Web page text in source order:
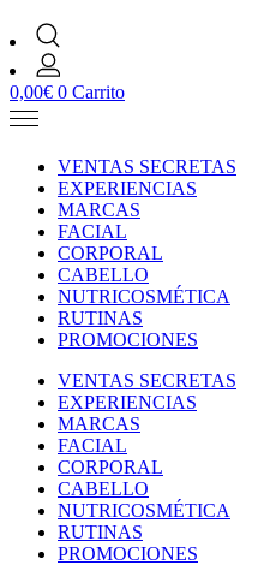
0,00€ 0 Carrito
VENTAS SECRETAS
EXPERIENCIAS
MARCAS
FACIAL
CORPORAL
CABELLO
NUTRICOSMÉTICA
RUTINAS
PROMOCIONES
VENTAS SECRETAS
EXPERIENCIAS
MARCAS
FACIAL
CORPORAL
CABELLO
NUTRICOSMÉTICA
RUTINAS
PROMOCIONES